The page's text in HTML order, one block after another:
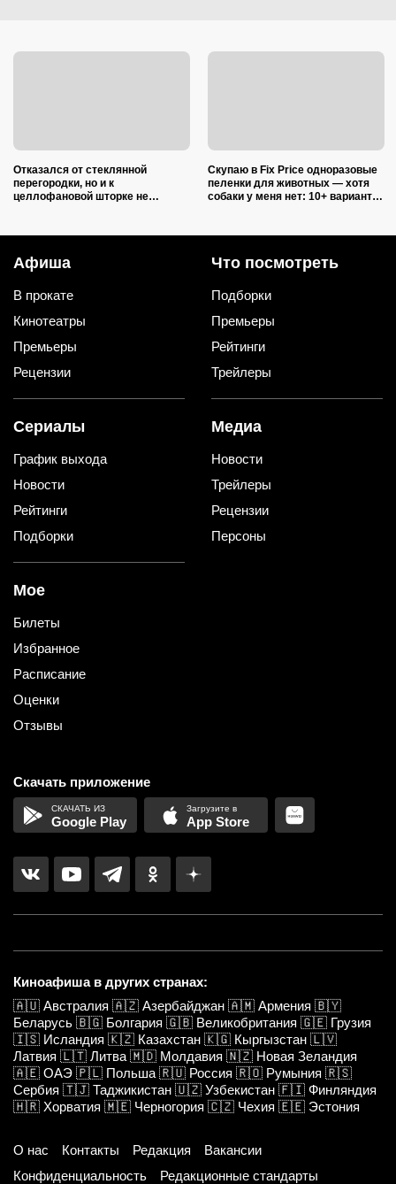
Отказался от стеклянной
перегородки, но и к
целлофановой шторке не
Скупаю в Fix Price одноразовые
пеленки для животных — хотя
собаки у меня нет: 10+ вариантов
Афиша
В прокате
Кинотеатры
Премьеры
Рецензии
Что посмотреть
Подборки
Премьеры
Рейтинги
Трейлеры
Сериалы
График выхода
Новости
Рейтинги
Подборки
Медиа
Новости
Трейлеры
Рецензии
Персоны
Мое
Билеты
Избранное
Расписание
Оценки
Отзывы
Скачать приложение
Google Play App Store
Киноафиша в других странах:
🇦🇺 Австралия 🇦🇿 Азербайджан 🇦🇲 Армения 🇧🇾
Беларусь 🇧🇬 Болгария 🇬🇧 Великобритания 🇬🇪 Грузия
🇮🇸 Исландия 🇰🇿 Казахстан 🇰🇬 Кыргызстан 🇱🇻
Латвия 🇱🇹 Литва 🇲🇩 Молдавия 🇳🇿 Новая Зеландия
🇦🇪 ОАЭ 🇵🇱 Польша 🇷🇺 Россия 🇷🇴 Румыния 🇷🇸
Сербия 🇹🇯 Таджикистан 🇺🇿 Узбекистан 🇫🇮 Финляндия
🇭🇷 Хорватия 🇲🇪 Черногория 🇨🇿 Чехия 🇪🇪 Эстония
О нас Контакты Редакция
Вакансии
Конфиденциальность
Редакционные стандарты